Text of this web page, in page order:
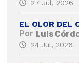
27 Jul, 2026
EL OLOR DEL
Por Luis
24 Jul, 2026